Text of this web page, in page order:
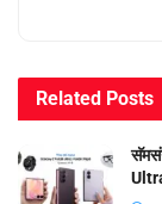
Related Posts